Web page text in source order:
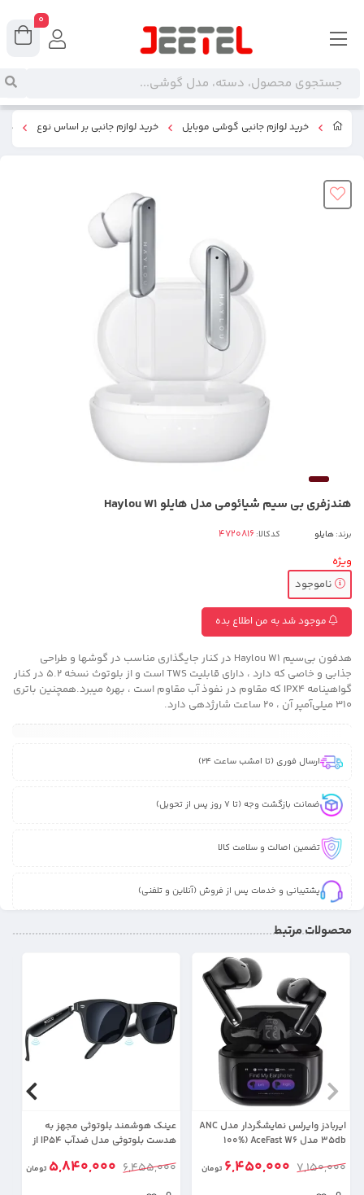
خرید لوازم جانبی گوشی موبایل خرید لوازم جانبی بر اساس نوع
هندزفری بی سیم شیائومی مدل هایلو Haylou W1
برند:هایلو کدکالا:
ویژه
ناموجود
موجود شد به من اطلاع بده
هدفون بی‌سیم Haylou W1 در کنار جایگذاری مناسب در گوشها و طراحی
جذابی و خاصی که دارد ، دارای قابلیت TWS است و از بلوتوث نسخه 5.2 در کنار
گواهینامه IPX4 که مقاوم در نفوذ آب مقاوم است ، بهره میبرد.همچنین باتری
310 میلی‌آمپر آن ، 20 ساعت شارژدهی دارد.
ارسال فوری (تا امشب ساعت 24)
ضمانت بازگشت وجه (تا 7 روز پس از تحویل)
تضمین اصالت و سلامت کالا
پشتیبانی و خدمات پس از فروش (آنلاین و تلفنی)
محصولات مرتبط
ایربادز وایرلس نمایشگردار مدل ANC
35db مدل AceFast W6 (100%
7,150,000
6,450,000 تومان
عینک هوشمند بلوتوثی مجهز به
هدست بلوتوثی مدل ضدآب IP54 از
6,455,000
5,840,000 تومان
0